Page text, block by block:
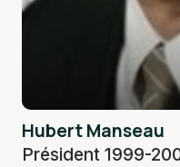
Hubert Manseau
Président 1999-